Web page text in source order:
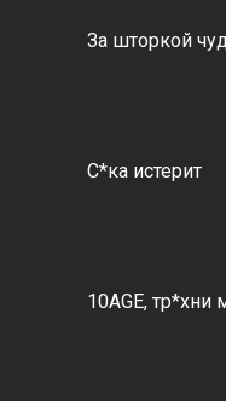
За шторкой
С*ка истерит
10AGE, тр*хни